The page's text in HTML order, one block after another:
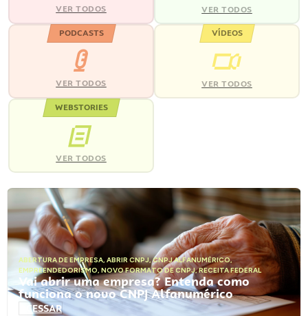
VER TODOS VER TODOS
PODCASTS
VER TODOS
VÍDEOS
VER TODOS
WEBSTORIES
VER TODOS
ABERTURA DE EMPRESA, ABRIR CNPJ,CNPJ ALFANUMÉRICO,
EMPREENDEDORISMO, NOVO FORMATO DE CNPJ,RECEITA FEDERAL
Vai abrir uma empresa? Entenda como
funciona o novo CNPJ Alfanumérico
ACESSAR